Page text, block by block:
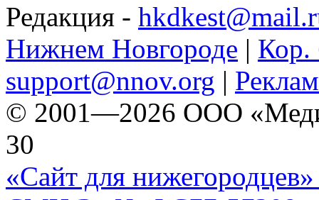
Редакция -
Нижнем Новгороде | Кор.
support@nnov.org |
© 2001—2026 ООО
30
«Сайт для нижегородцев»